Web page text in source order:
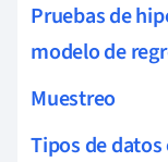
Pruebas de
modelo de
Muestreo
Tipos de